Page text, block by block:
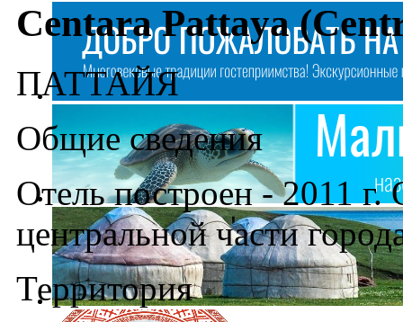
Centara Pattaya
ПАТТАЙЯ
Общие сведения
Отель построен - 2011 г.
центральной части
Территория